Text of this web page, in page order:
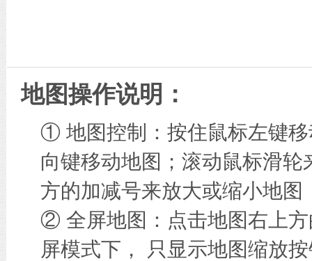
地图操作说明：
① 地图控制：按住鼠标左键
向键移动地图；滚动鼠标滑
方的加减号来放大或缩小地图
② 全屏地图：点击地图右上方
屏模式下， 只显示地图缩放